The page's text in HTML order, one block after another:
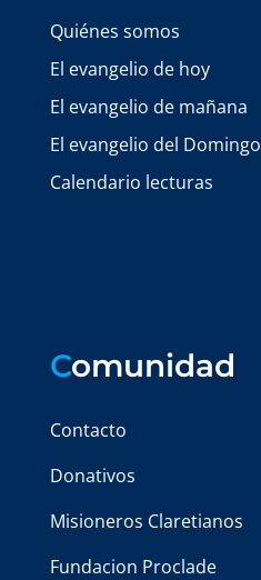
Quiénes somos
El evangelio de hoy
El evangelio de mañana
El evangelio del Domingo
Calendario lecturas
Comunidad
Contacto
Donativos
Misioneros Claretianos
Fundacion Proclade